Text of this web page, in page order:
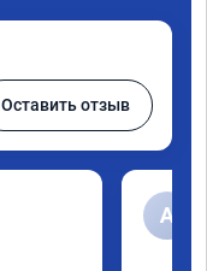
Оставить отзыв
A